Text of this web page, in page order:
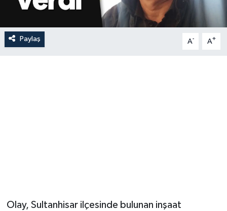
Paylaş A- A+
Olay, Sultanhisar ilçesinde bulunan inşaat